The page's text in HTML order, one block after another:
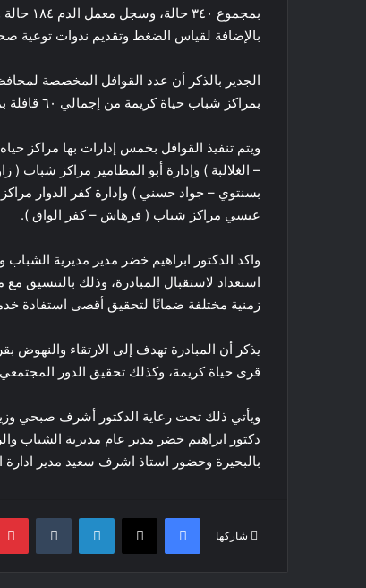
بمجموع ٣٤٠ حالة، وسجل معمل الدم ١٨٤ حالة ومعمل الطفيليات ٤٠ حالة.
بالإضافة لقياس الضغط وتقديم ندوات توعية
بمراكز شباب حياة كريمة من إجمالي ٦٠ قافلة بمختلف محافظات الجمهورية.
ويتم تنفيذ القوافل بخمس إدارات بها مراكز
– الغلالبة ) وإدارة أبو المطامير مراكز
بسنتوي – جواد حسني ) وإدارة كفر الدوار
عيسي مراكز شباب ( فرهاش – كفر الواق ).
واكد الدكتور ابراهيم خضر مدير مديرية
استعداد لاستقبال المبادرة، وذلك بالتنسيق
زمنية مختلفة ضمانًا لتحقيق أقصى استفادة
يذكر أن المبادرة تهدف إلى الارتقاء والنهوض
قرى حياة كريمة، وكذلك تحقيق الدور
ويأتي ذلك تحت رعاية الدكتور أشرف صبحي
دكتور ابراهيم خضر مدير عام مديرية الشباب
بالبحيرة وحضور استاذ اشرف سعيد مدير ادارة
شاركها
فيسبوك ‫X لينكدإن